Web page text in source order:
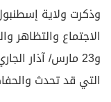
وذكرت ولاية
و23 مارس/ آذار
التي قد تحدث